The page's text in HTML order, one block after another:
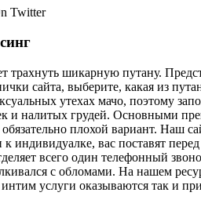
трахнуть шикарную путану.
сайта, выберите, какая из
утехах мачо, поэтому
и налитых грудей. Основными
плохой вариант. Наш
к индивидуалке, вас поставят
всего один телефонный
с обломами. На нашем
услуги оказываются так и